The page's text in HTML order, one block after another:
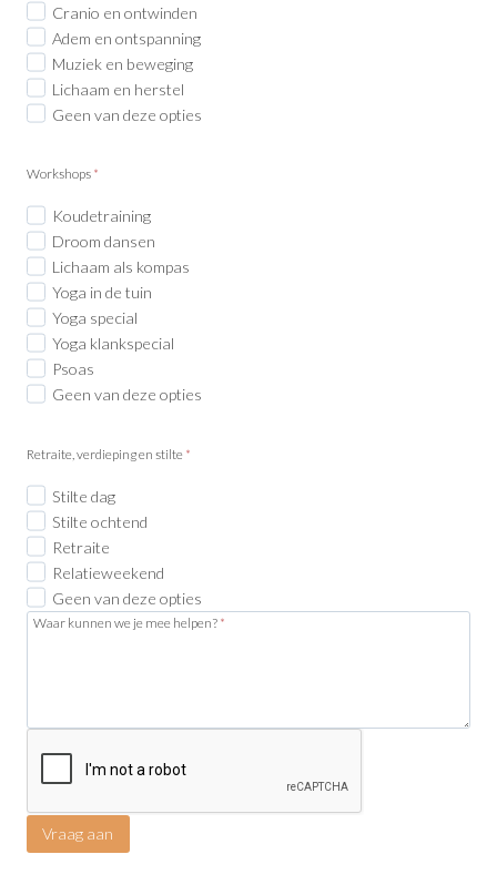
Cranio en ontwinden
Adem en ontspanning
Muziek en beweging
Lichaam en herstel
Geen van deze opties
Workshops *
Koudetraining
Droom dansen
Lichaam als kompas
Yoga in de tuin
Yoga special
Yoga klankspecial
Psoas
Geen van deze opties
Retraite, verdieping en stilte *
Stilte dag
Stilte ochtend
Retraite
Relatieweekend
Geen van deze opties
Waar kunnen we je mee helpen? *
Vraag aan